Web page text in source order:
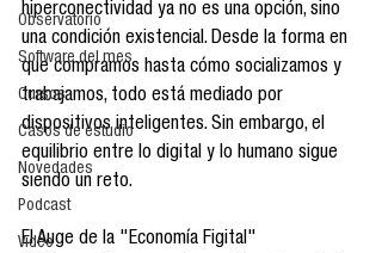
Observatorio
Software del mes
Cursos
Casos de estudio
Novedades
Podcast
Video
hiperconectividad ya no es una opción, sino
una condición existencial. Desde la forma en
que compramos hasta cómo socializamos y
trabajamos, todo está mediado por
dispositivos inteligentes. Sin embargo, el
equilibrio entre lo digital y lo humano sigue
siendo un reto.
El Auge de la "Economía Figital"